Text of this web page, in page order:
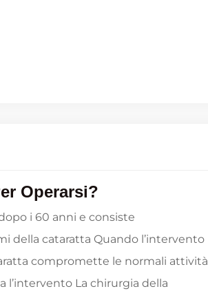
Operarsi?
i 60 anni e consiste
della cataratta Quando l’intervento
compromette le normali attività
l’intervento La chirurgia della